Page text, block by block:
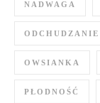
NADWAGA
ODCHUDZANIE
OWSIANKA
PŁODNOŚĆ